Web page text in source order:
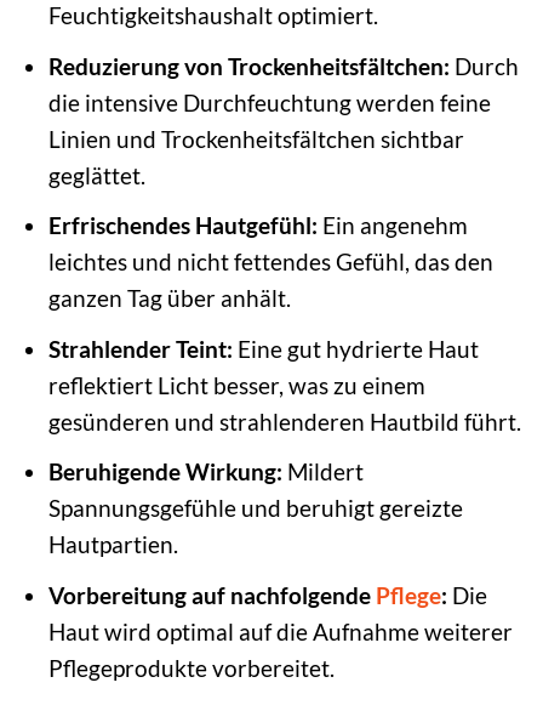
Feuchtigkeitshaushalt optimiert.
Reduzierung von Trockenheitsfältchen: Durch
die intensive Durchfeuchtung werden feine
Linien und Trockenheitsfältchen sichtbar
geglättet.
Erfrischendes Hautgefühl: Ein angenehm
leichtes und nicht fettendes Gefühl, das den
ganzen Tag über anhält.
Strahlender Teint: Eine gut hydrierte Haut
reflektiert Licht besser, was zu einem
gesünderen und strahlenderen Hautbild führt.
Beruhigende Wirkung: Mildert
Spannungsgefühle und beruhigt gereizte
Hautpartien.
Vorbereitung auf nachfolgende Pflege: Die
Haut wird optimal auf die Aufnahme weiterer
Pflegeprodukte vorbereitet.